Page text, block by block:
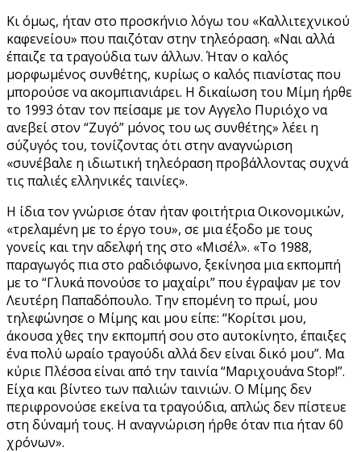
Κι όμως, ήταν στο προσκήνιο λόγω του «Καλλιτεχνικού
καφενείου» που παιζόταν στην τηλεόραση. «Ναι αλλά
έπαιζε τα τραγούδια των άλλων. Ήταν ο καλός
μορφωμένος συνθέτης, κυρίως ο καλός πιανίστας που
μπορούσε να ακομπιανιάρει. Η δικαίωση του Μίμη ήρθε
το 1993 όταν τον πείσαμε με τον Αγγελο Πυριόχο να
ανεβεί στον “Ζυγό” μόνος του ως συνθέτης» λέει η
σύζυγός του, τονίζοντας ότι στην αναγνώριση
«συνέβαλε η ιδιωτική τηλεόραση προβάλλοντας συχνά
τις παλιές ελληνικές ταινίες».
Η ίδια τον γνώρισε όταν ήταν φοιτήτρια Οικονομικών,
«τρελαμένη με το έργο του», σε μια έξοδο με τους
γονείς και την αδελφή της στο «Μισέλ». «Το 1988,
παραγωγός πια στο ραδιόφωνο, ξεκίνησα μια εκπομπή
με το “Γλυκά πονούσε το μαχαίρι” που έγραψαν με τον
Λευτέρη Παπαδόπουλο. Την επομένη το πρωί, μου
τηλεφώνησε o Μίμης και μου είπε: “Κορίτσι μου,
άκουσα χθες την εκπομπή σου στο αυτοκίνητο, έπαιξες
ένα πολύ ωραίο τραγούδι αλλά δεν είναι δικό μου”. Μα
κύριε Πλέσσα είναι από την ταινία “Μαριχουάνα Stop!”.
Eίχα και βίντεο των παλιών ταινιών. Ο Μίμης δεν
περιφρονούσε εκείνα τα τραγούδια, απλώς δεν πίστευε
στη δύναμή τους. Η αναγνώριση ήρθε όταν πια ήταν 60
χρόνων».